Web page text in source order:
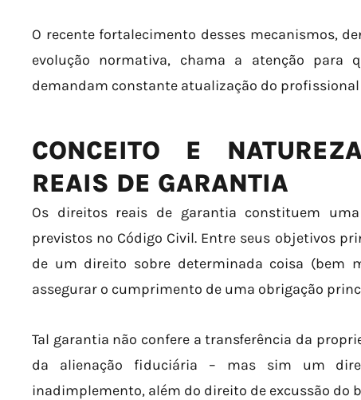
O recente fortalecimento desses mecanismos,
evolução normativa, chama a atenção para
demandam constante atualização do
CONCEITO E
REAIS DE GARANTIA
Os direitos reais de garantia constituem
previstos no Código Civil. Entre seus objetivos
de um direito sobre determinada coisa (bem
assegurar o cumprimento de uma obrigação
Tal garantia não confere a transferência da
da alienação fiduciária – mas sim um
inadimplemento, além do direito de excussão do